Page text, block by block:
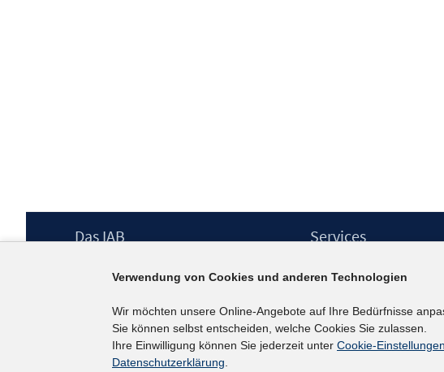
Footer
Das IAB
Berufsforschung (IAB) – unser Leitbild
Institutsleitung
Graduiertenprogramm
Befragungen
Projekte
Services
IAB-Newsletter
Kontakt
Verwendung von Cookies und anderen Technologien
Wir möchten unsere Online-Angebote auf Ihre Bedürfnisse
Sie können selbst entscheiden, welche Cookies Sie zulassen.
Ihre Einwilligung können Sie jederzeit unter Cookie-Einstellungen
Datenschutzerklärung.